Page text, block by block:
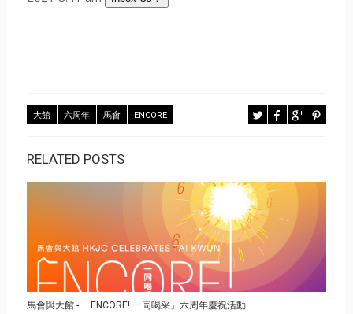
大館 六周年 馬會 ENCORE
RELATED POSTS
馬會與大館 - 「ENCORE! 一同喝采」六周年慶祝活動